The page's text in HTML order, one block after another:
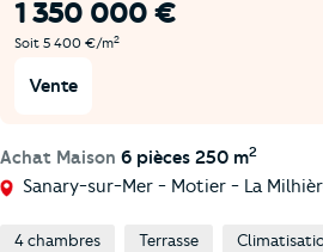
1 350 000 €
Soit 5 400 €/m2
Vente
Achat Maison 6 pièces 250 m2
Sanary-sur-Mer - Motier - La
4 chambres Terrasse